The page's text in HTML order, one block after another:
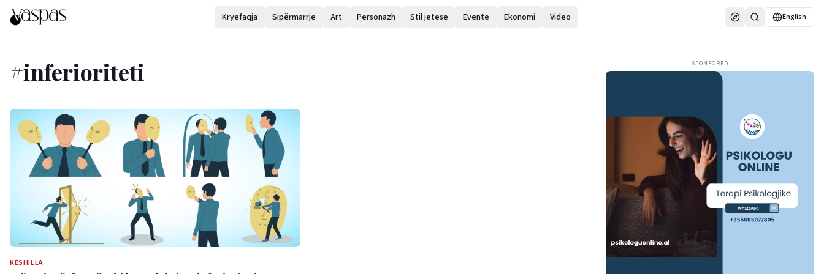
Kryefaqja Sipërmarrje Art Personazh Stil jetese Evente Ekonomi Video English
#inferioriteti
KËSHILLA
SPONSORED